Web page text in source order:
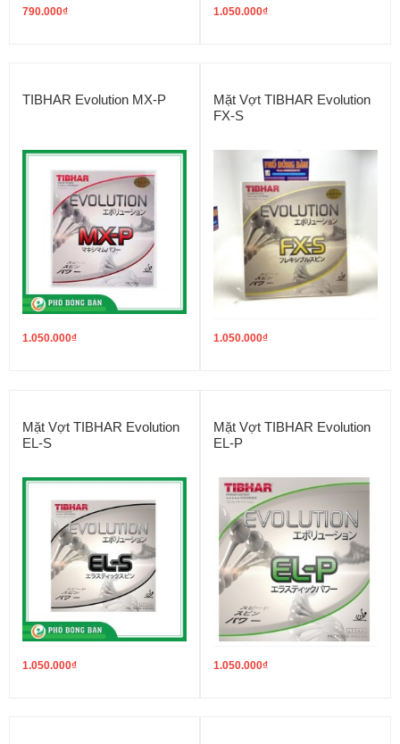
790.000₫ 1.050.000₫
TIBHAR Evolution MX-P
1.050.000₫
Mặt Vợt TIBHAR Evolution
FX-S
1.050.000₫
Mặt Vợt TIBHAR Evolution
EL-S
1.050.000₫
Mặt Vợt TIBHAR Evolution
EL-P
1.050.000₫